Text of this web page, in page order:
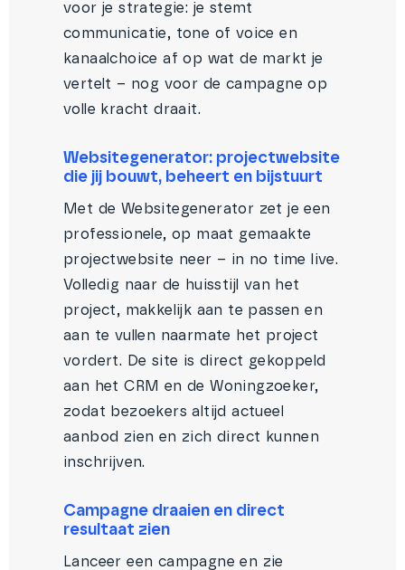
voor je strategie: je stemt
communicatie, tone of voice en
kanaalchoice af op wat de markt je
vertelt – nog voor de campagne op
volle kracht draait.
Websitegenerator: projectwebsite
die jij bouwt, beheert en bijstuurt
Met de Websitegenerator zet je een
professionele, op maat gemaakte
projectwebsite neer – in no time live.
Volledig naar de huisstijl van het
project, makkelijk aan te passen en
aan te vullen naarmate het project
vordert. De site is direct gekoppeld
aan het CRM en de Woningzoeker,
zodat bezoekers altijd actueel
aanbod zien en zich direct kunnen
inschrijven.
Campagne draaien en direct
resultaat zien
Lanceer een campagne en zie